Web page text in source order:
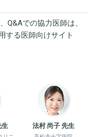
Q&Aでの協力医師は、
する医師向けサイト
生 法村 尚子 先生